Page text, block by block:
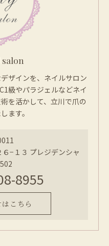
ザインを、ネイルサロン
級やパラジェルなどネイ
を活かして、立川で爪の
ます。
−１３ プレジデンシャ
8955
こちら